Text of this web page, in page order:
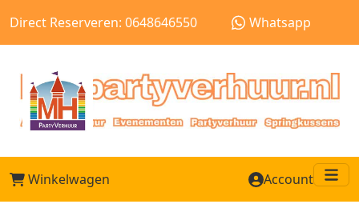
Direct Reserveren: 0648646550 Whatsapp
Winkelwagen Account